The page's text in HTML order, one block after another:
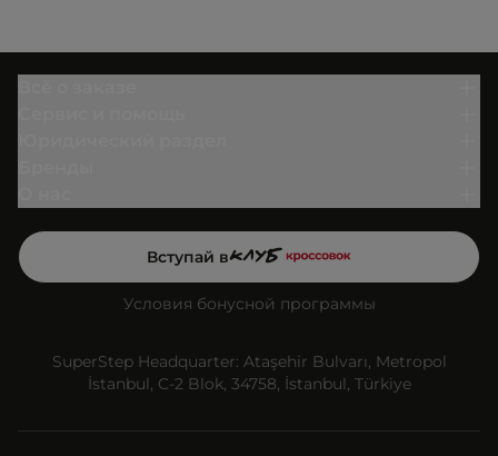
Вступай в
Условия бонусной программы
SuperStep Headquarter: Ataşehir Bulvarı, Metropol
İstanbul, C-2 Blok, 34758, İstanbul, Türkiye